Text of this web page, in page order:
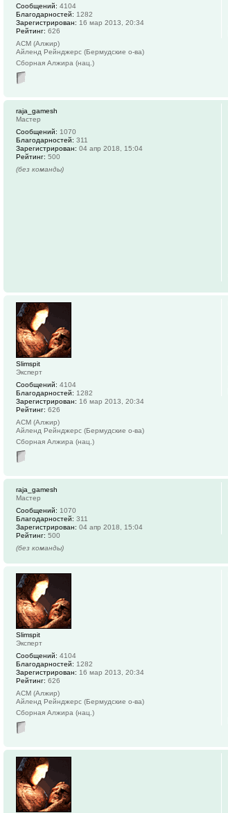
Сообщений: 4104
Благодарностей: 1282
Зарегистрирован: 16 мар 2013, 20:34
Рейтинг: 626
АСМ (Алжир)
Айленд Рейнджерс (Бермудские о-ва)
Сборная Алжира (нац.)
raja_gamesh
Мастер
Сообщений: 1070
Благодарностей: 311
Зарегистрирован: 04 апр 2018, 15:04
Рейтинг: 500
(без команды)
Slimspit
Эксперт
Сообщений: 4104
Благодарностей: 1282
Зарегистрирован: 16 мар 2013, 20:34
Рейтинг: 626
АСМ (Алжир)
Айленд Рейнджерс (Бермудские о-ва)
Сборная Алжира (нац.)
raja_gamesh
Мастер
Сообщений: 1070
Благодарностей: 311
Зарегистрирован: 04 апр 2018, 15:04
Рейтинг: 500
(без команды)
Slimspit
Эксперт
Сообщений: 4104
Благодарностей: 1282
Зарегистрирован: 16 мар 2013, 20:34
Рейтинг: 626
АСМ (Алжир)
Айленд Рейнджерс (Бермудские о-ва)
Сборная Алжира (нац.)